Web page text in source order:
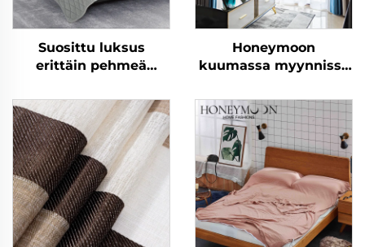
Suosittu luksus
erittäin pehmeä
peitepaketti
kuningaspeite 3 kpl
Honeymoon
kuumassa myynnissä
verhot, yksivärinen
eristetty rei'itetty
pimeysverho
ikkunaan